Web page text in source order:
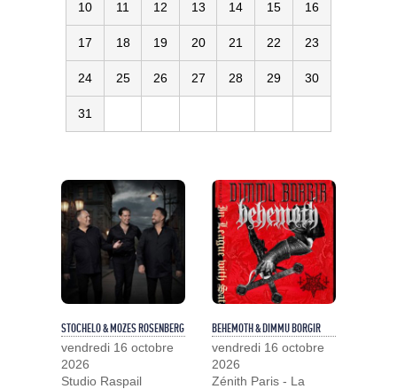
10 11 12 13 14 15 16
17 18 19 20 21 22 23
24 25 26 27 28 29 30
31
STOCHELO & MOZES ROSENBERG
vendredi 16 octobre
2026
Studio Raspail
BEHEMOTH & DIMMU BORGIR
vendredi 16 octobre
2026
Zénith Paris - La